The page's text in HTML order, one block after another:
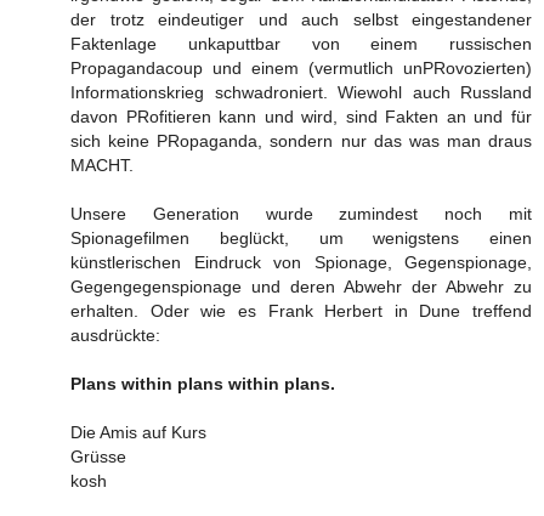
der trotz eindeutiger und auch selbst eingestandener
Faktenlage unkaputtbar von einem russischen
Propagandacoup und einem (vermutlich unPRovozierten)
Informationskrieg schwadroniert. Wiewohl auch Russland
davon PRofitieren kann und wird, sind Fakten an und für
sich keine PRopaganda, sondern nur das was man draus
MACHT.
Unsere Generation wurde zumindest noch mit
Spionagefilmen beglückt, um wenigstens einen
künstlerischen Eindruck von Spionage, Gegenspionage,
Gegengegenspionage und deren Abwehr der Abwehr zu
erhalten. Oder wie es Frank Herbert in Dune treffend
ausdrückte:
Plans within plans within plans.
Die Amis auf Kurs
Grüsse
kosh